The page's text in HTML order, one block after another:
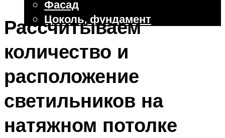
Фасад
Цоколь, фундамент
Меню
Рассчитываем
количество и
расположение
светильников на
натяжном потолке